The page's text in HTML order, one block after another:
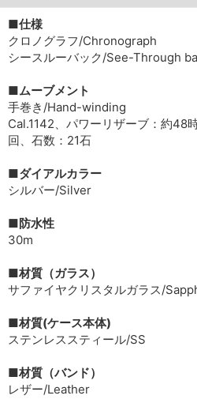
■仕様
クロノグラフ/Chronograph
シースルーバック/See-Through
■ムーブメント
手巻き/Hand-winding
Cal.1142、パワーリザーブ：約48
回、石数：21石
■ダイアルカラー
シルバー/Silver
■防水性
30m
■材質（ガラス）
サファイヤクリスタルガラス/
■材質(ケース本体)
ステンレススティール/SS
■材質（バンド）
レザー/Leather